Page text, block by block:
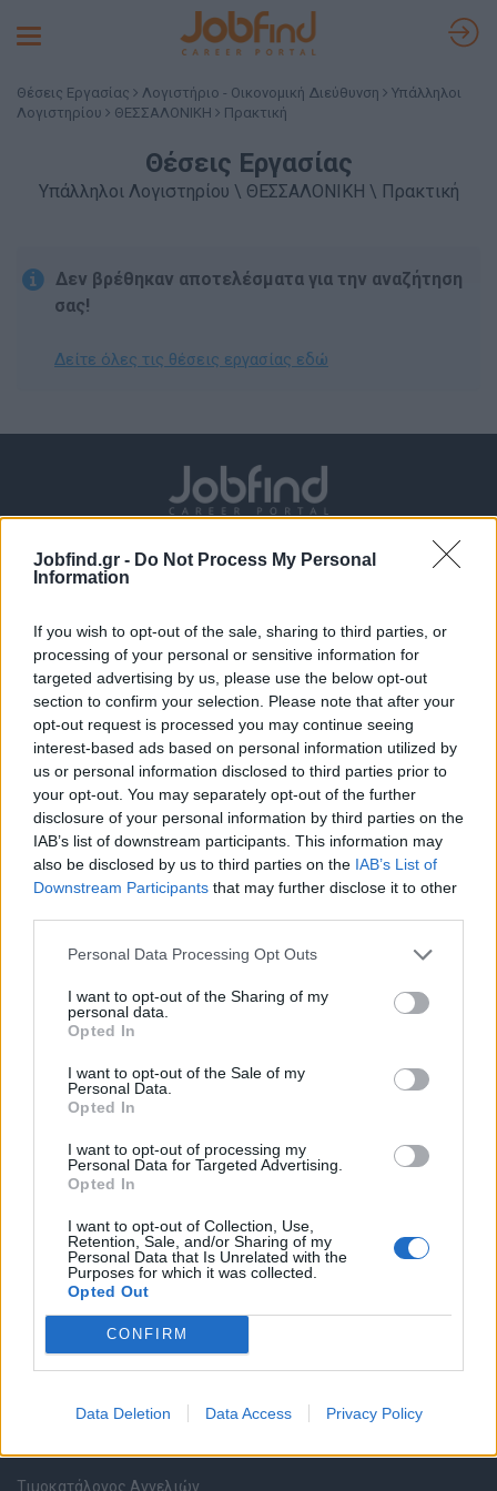
Jobfind.gr - Do Not Process My Personal
Information
If you wish to opt-out of the sale, sharing to third parties, or
processing of your personal or sensitive information for
targeted advertising by us, please use the below opt-out
section to confirm your selection. Please note that after your
opt-out request is processed you may continue seeing
interest-based ads based on personal information utilized by
us or personal information disclosed to third parties prior to
your opt-out. You may separately opt-out of the further
disclosure of your personal information by third parties on the
IAB’s list of downstream participants. This information may
also be disclosed by us to third parties on the IAB’s List of
Downstream Participants that may further disclose it to other
Personal Data Processing Opt Outs
I want to opt-out of the Sharing of my
personal data.
Opted In
I want to opt-out of the Sale of my
Personal Data.
Opted In
I want to opt-out of processing my
Personal Data for Targeted Advertising.
Opted In
I want to opt-out of Collection, Use,
Retention, Sale, and/or Sharing of my
Personal Data that Is Unrelated with the
Purposes for which it was collected.
Opted Out
CONFIRM
Data Deletion Data Access Privacy Policy
Toggle
Θέσεις Εργασίας Λογιστήριο - Οικονομική Διεύθυνση
Υπάλληλοι
Λογιστηρίου
ΘΕΣΣΑΛΟΝΙΚΗ Πρακτική
Θέσεις Εργασίας
Υπάλληλοι Λογιστηρίου \ ΘΕΣΣΑΛΟΝΙΚΗ \ Πρακτική
Δεν βρέθηκαν αποτελέσματα για την αναζήτηση
σας!
Δείτε όλες τις θέσεις εργασίας εδώ
Θέσεις εργασίας
Θέσεις Εργασίας ανά Ειδικότητα
Θέσεις Εργασίας ανά Εταιρεία
Κέντρο Βοήθειας
Καταχώρηση Online Βιογραφικού
Συμβουλές Καριέρας
HR corner
Ερωτήσεις συνεντεύξεων
Υπολογισμός καθαρού μισθού
Υπηρεσίες εταιριών
Τιμοκατάλογος Αγγελιών